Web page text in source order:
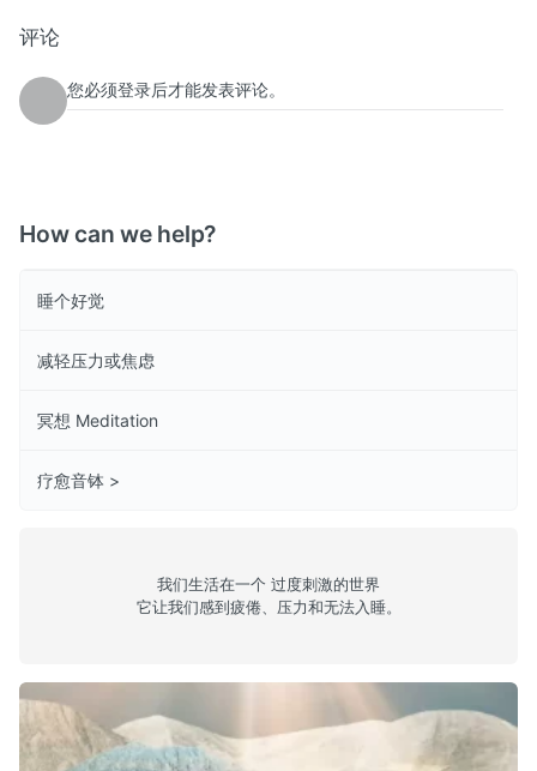
评论
您必须登录后才能发表评论。
How can we help?
睡个好觉
减轻压力或焦虑
冥想 Meditation
疗愈音钵 >
我们生活在一个 过度刺激的世界
它让我们感到疲倦、压力和无法入睡。